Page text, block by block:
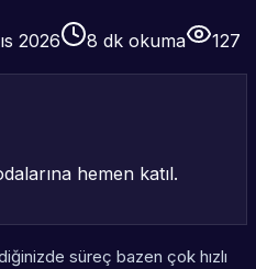
2026 8 dk okuma
127
hemen katıl.
süreç bazen çok hızlı